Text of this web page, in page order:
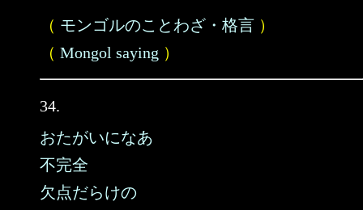
（ モンゴルのことわざ・格言 ）
（ Mongol saying ）
34.
おたがいになあ
不完全
欠点だらけの